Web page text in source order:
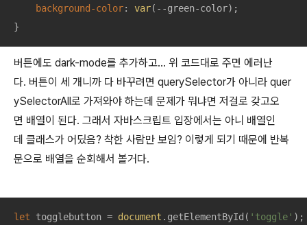
background-color: var(--green-color);
}
버튼에도 dark-mode를 추가하고... 위 코드대로 주면 에러난
다. 버튼이 세 개니까 다 바꾸려면 querySelector가 아니라 quer
ySelectorAll로 가져와야 하는데 문제가 뭐냐면 저걸로 갖고오
면 배열이 된다. 그래서 자바스크립트 입장에서는 아니 배열인
데 클래스가 어딨음? 착한 사람만 보임? 이렇게 되기 때문에 반복
문으로 배열을 순회해서 볼거다.
let togglebutton = document .getElementById( 'toggle'